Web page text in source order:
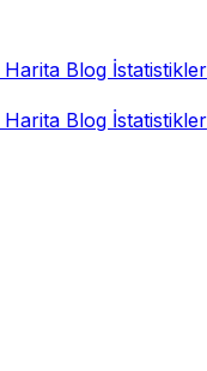
Harita Blog İstatistikler
Harita Blog İstatistikler